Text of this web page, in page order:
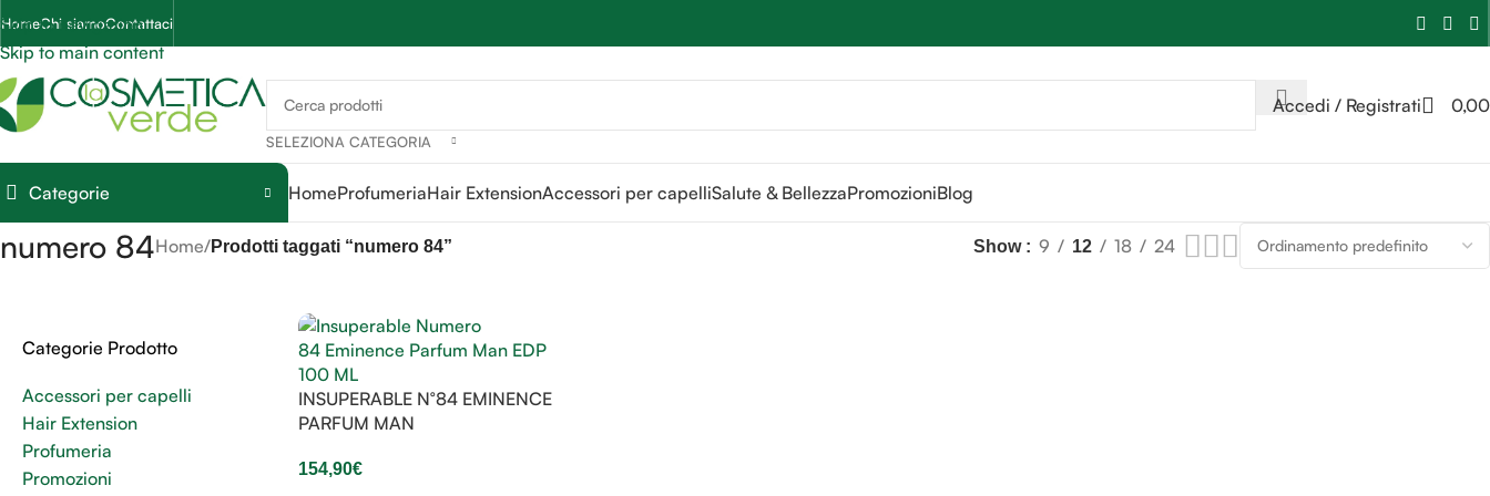
Skip to navigation
Skip to main content
HomeChi siamoContattaci
SELEZIONA CATEGORIA
Accedi / Registrati 0,00
Categorie HomeProfumeriaHair ExtensionAccessori per capelliSalute & BellezzaPromozioniBlog
numero 84Home/Prodotti taggati “numero 84” Show 9 12 18 24
Categorie Prodotto
Accessori per capelli
Hair Extension
Profumeria
Promozioni
INSUPERABLE N°84 EMINENCE
PARFUM MAN
154,90€